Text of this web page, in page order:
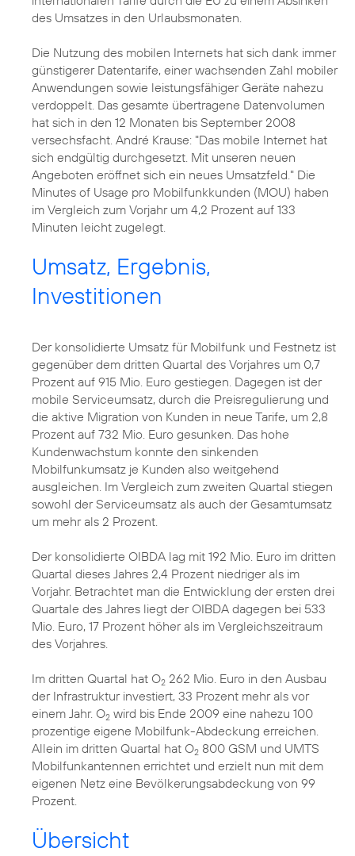
des Umsatzes in den Urlaubsmonaten.
Die Nutzung des mobilen Internets hat sich dank immer
günstigerer Datentarife, einer wachsenden Zahl mobiler
Anwendungen sowie leistungsfähiger Geräte nahezu
verdoppelt. Das gesamte übertragene Datenvolumen
hat sich in den 12 Monaten bis September 2008
versechsfacht. André Krause: "Das mobile Internet hat
sich endgültig durchgesetzt. Mit unseren neuen
Angeboten eröffnet sich ein neues Umsatzfeld." Die
Minutes of Usage pro Mobilfunkkunden (MOU) haben
im Vergleich zum Vorjahr um 4,2 Prozent auf 133
Minuten leicht zugelegt.
Umsatz, Ergebnis,
Investitionen
Der konsolidierte Umsatz für Mobilfunk und Festnetz ist
gegenüber dem dritten Quartal des Vorjahres um 0,7
Prozent auf 915 Mio. Euro gestiegen. Dagegen ist der
mobile Serviceumsatz, durch die Preisregulierung und
die aktive Migration von Kunden in neue Tarife, um 2,8
Prozent auf 732 Mio. Euro gesunken. Das hohe
Kundenwachstum konnte den sinkenden
Mobilfunkumsatz je Kunden also weitgehend
ausgleichen. Im Vergleich zum zweiten Quartal stiegen
sowohl der Serviceumsatz als auch der Gesamtumsatz
um mehr als 2 Prozent.
Der konsolidierte OIBDA lag mit 192 Mio. Euro im dritten
Quartal dieses Jahres 2,4 Prozent niedriger als im
Vorjahr. Betrachtet man die Entwicklung der ersten drei
Quartale des Jahres liegt der OIBDA dagegen bei 533
Mio. Euro, 17 Prozent höher als im Vergleichszeitraum
des Vorjahres.
Im dritten Quartal hat O2 262 Mio. Euro in den Ausbau
der Infrastruktur investiert, 33 Prozent mehr als vor
einem Jahr. O2 wird bis Ende 2009 eine nahezu 100
prozentige eigene Mobilfunk-Abdeckung erreichen.
Allein im dritten Quartal hat O2 800 GSM und UMTS
Mobilfunkantennen errichtet und erzielt nun mit dem
eigenen Netz eine Bevölkerungsabdeckung von 99
Prozent.
Übersicht